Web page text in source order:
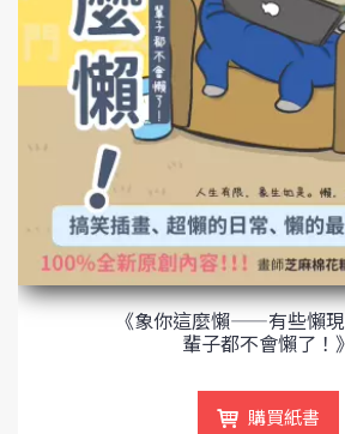
《象你這麼懶——有些懶
輩子都不會懶了！》
購買紙書